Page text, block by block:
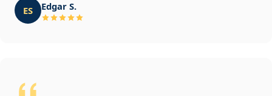
ES Edgar S.